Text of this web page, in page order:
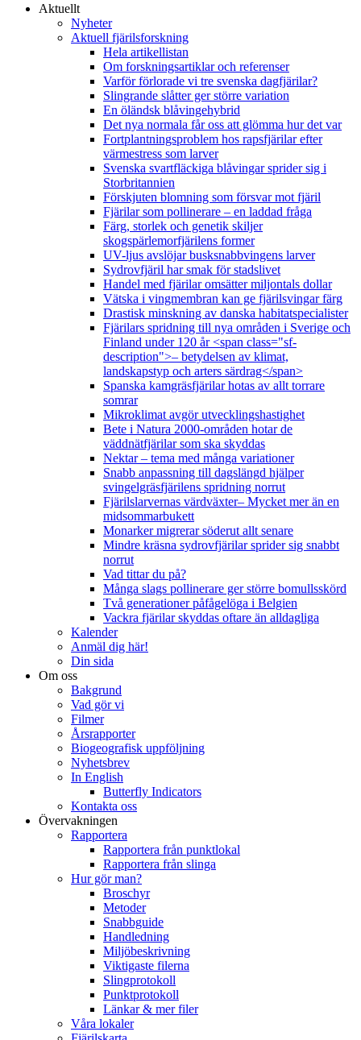
Aktuellt
Nyheter
Aktuell fjärilsforskning
Hela artikellistan
Om forskningsartiklar och referenser
Varför förlorade vi tre svenska dagfjärilar?
Slingrande slåtter ger större variation
En öländsk blåvingehybrid
Det nya normala får oss att glömma hur det var
Fortplantningsproblem hos rapsfjärilar efter
värmestress som larver
Svenska svartfläckiga blåvingar sprider sig i
Storbritannien
Förskjuten blomning som försvar mot fjäril
Fjärilar som pollinerare – en laddad fråga
Färg, storlek och genetik skiljer
skogspärlemorfjärilens former
UV-ljus avslöjar busksnabbvingens larver
Sydrovfjäril har smak för stadslivet
Handel med fjärilar omsätter miljontals dollar
Vätska i vingmembran kan ge fjärilsvingar färg
Drastisk minskning av danska habitatspecialister
Fjärilars spridning till nya områden i Sverige och
Finland under 120 år <span class="sf-
description">– betydelsen av klimat,
landskapstyp och arters särdrag</span>
Spanska kamgräsfjärilar hotas av allt torrare
somrar
Mikroklimat avgör utvecklingshastighet
Bete i Natura 2000-områden hotar de
väddnätfjärilar som ska skyddas
Nektar – tema med många variationer
Snabb anpassning till dagslängd hjälper
svingelgräsfjärilens spridning norrut
Fjärilslarvernas värdväxter– Mycket mer än en
midsommarbukett
Monarker migrerar söderut allt senare
Mindre kräsna sydrovfjärilar sprider sig snabbt
norrut
Vad tittar du på?
Många slags pollinerare ger större bomullsskörd
Två generationer påfågelöga i Belgien
Vackra fjärilar skyddas oftare än alldagliga
Kalender
Anmäl dig här!
Din sida
Om oss
Bakgrund
Vad gör vi
Filmer
Årsrapporter
Biogeografisk uppföljning
Nyhetsbrev
In English
Butterfly Indicators
Kontakta oss
Övervakningen
Rapportera
Rapportera från punktlokal
Rapportera från slinga
Hur gör man?
Broschyr
Metoder
Snabbguide
Handledning
Miljöbeskrivning
Viktigaste filerna
Slingprotokoll
Punktprotokoll
Länkar & mer filer
Våra lokaler